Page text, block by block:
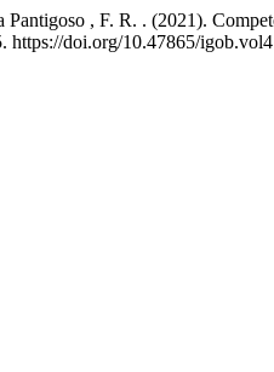
, F. R. . (2021).
https://doi.org/10.47865/